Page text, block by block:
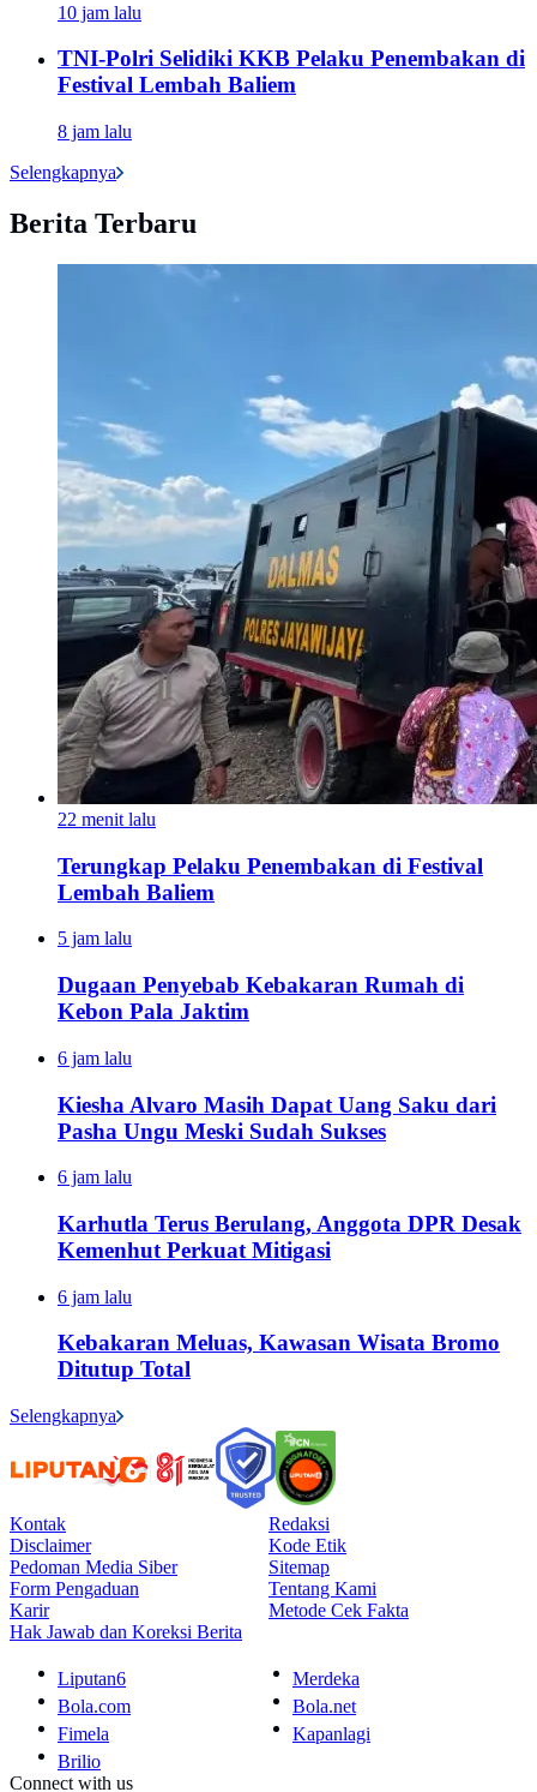
10 jam lalu
TNI-Polri Selidiki KKB Pelaku Penembakan di
Festival Lembah Baliem
8 jam lalu
Selengkapnya
Berita Terbaru
22 menit lalu
Terungkap Pelaku Penembakan di Festival
Lembah Baliem
5 jam lalu
Dugaan Penyebab Kebakaran Rumah di
Kebon Pala Jaktim
6 jam lalu
Kiesha Alvaro Masih Dapat Uang Saku dari
Pasha Ungu Meski Sudah Sukses
6 jam lalu
Karhutla Terus Berulang, Anggota DPR Desak
Kemenhut Perkuat Mitigasi
6 jam lalu
Kebakaran Meluas, Kawasan Wisata Bromo
Ditutup Total
Selengkapnya
Kontak
Redaksi
Disclaimer
Kode Etik
Pedoman Media Siber
Sitemap
Form Pengaduan
Tentang Kami
Karir
Metode Cek Fakta
Hak Jawab dan Koreksi Berita
Liputan6
Merdeka
Bola.com
Bola.net
Fimela
Kapanlagi
Brilio
Connect with us